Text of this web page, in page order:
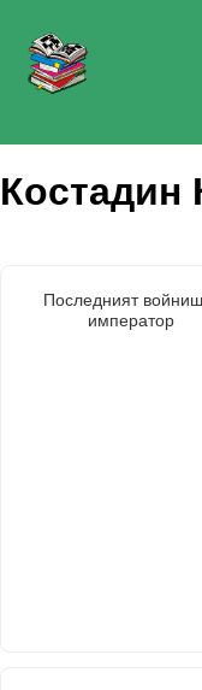
Костадин
Последният
император